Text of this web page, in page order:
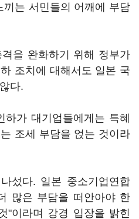
는 서민들의 어깨에 부담
을 완화하기 위해 정부가
조치에 대해서도 일본 국
다.
가 대기업들에게는 특혜
조세 부담을 얹는 것이라
섰다. 일본 중소기업연합
많은 부담을 떠안아야 한
"이라며 강경 입장을 밝힌